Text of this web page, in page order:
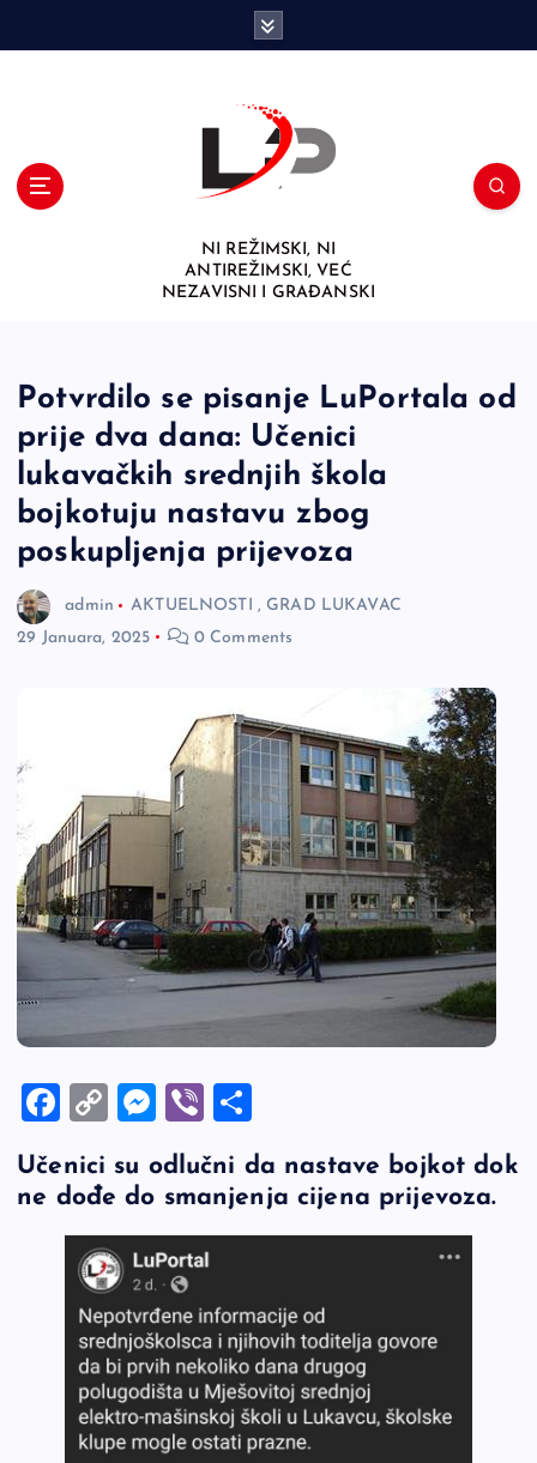
NI REŽIMSKI, NI
ANTIREŽIMSKI, VEĆ
NEZAVISNI I GRAĐANSKI
Potvrdilo se pisanje LuPortala od
prije dva dana: Učenici
lukavačkih srednjih škola
bojkotuju nastavu zbog
poskupljenja prijevoza
admin AKTUELNOSTI , GRAD LUKAVAC
29 Januara, 2025
0 Comments
F
c
e
b
o
o
k
C
p
y
Li
n
k
M
se
n
g
er
Vi
er ar
e
Učenici su odlučni da nastave bojkot dok
ne dođe do smanjenja cijena prijevoza.